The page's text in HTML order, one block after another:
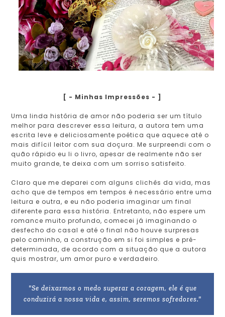
[ - Minhas Impressões - ]
Uma linda história de amor não poderia ser um título
melhor para descrever essa leitura, a autora tem uma
escrita leve e deliciosamente poética que aquece até o
mais difícil leitor com sua doçura. Me surpreendi com o
quão rápido eu li o livro, apesar de realmente não ser
muito grande, te deixa com um sorriso satisfeito.
Claro que me deparei com alguns clichês da vida, mas
acho que de tempos em tempos é necessário entre uma
leitura e outra, e eu não poderia imaginar um final
diferente para essa história. Entretanto, não espere um
romance muito profundo, comecei já imaginando o
desfecho do casal e até o final não houve surpresas
pelo caminho, a construção em si foi simples e pré-
determinada, de acordo com a situação que a autora
quis mostrar, um amor puro e verdadeiro.
"Se deixarmos o medo superar a coragem, ele é que
conduzirá a nossa vida e, assim, seremos sofredores."